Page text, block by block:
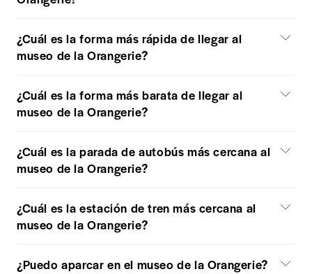
¿Cuál es la forma más rápida de llegar al
museo de la Orangerie?
¿Cuál es la forma más barata de llegar al
museo de la Orangerie?
¿Cuál es la parada de autobús más cercana al
museo de la Orangerie?
¿Cuál es la estación de tren más cercana al
museo de la Orangerie?
¿Puedo aparcar en el museo de la Orangerie?